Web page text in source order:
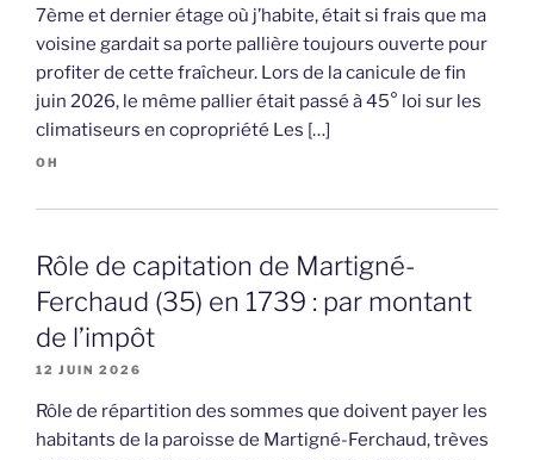
7ème et dernier étage où j’habite, était si frais que ma
voisine gardait sa porte pallière toujours ouverte pour
profiter de cette fraîcheur. Lors de la canicule de fin
juin 2026, le même pallier était passé à 45° loi sur les
climatiseurs en copropriété Les […]
OH
Rôle de capitation de Martigné-
Ferchaud (35) en 1739 : par montant
de l’impôt
12 JUIN 2026
Rôle de répartition des sommes que doivent payer les
habitants de la paroisse de Martigné-Ferchaud, trèves